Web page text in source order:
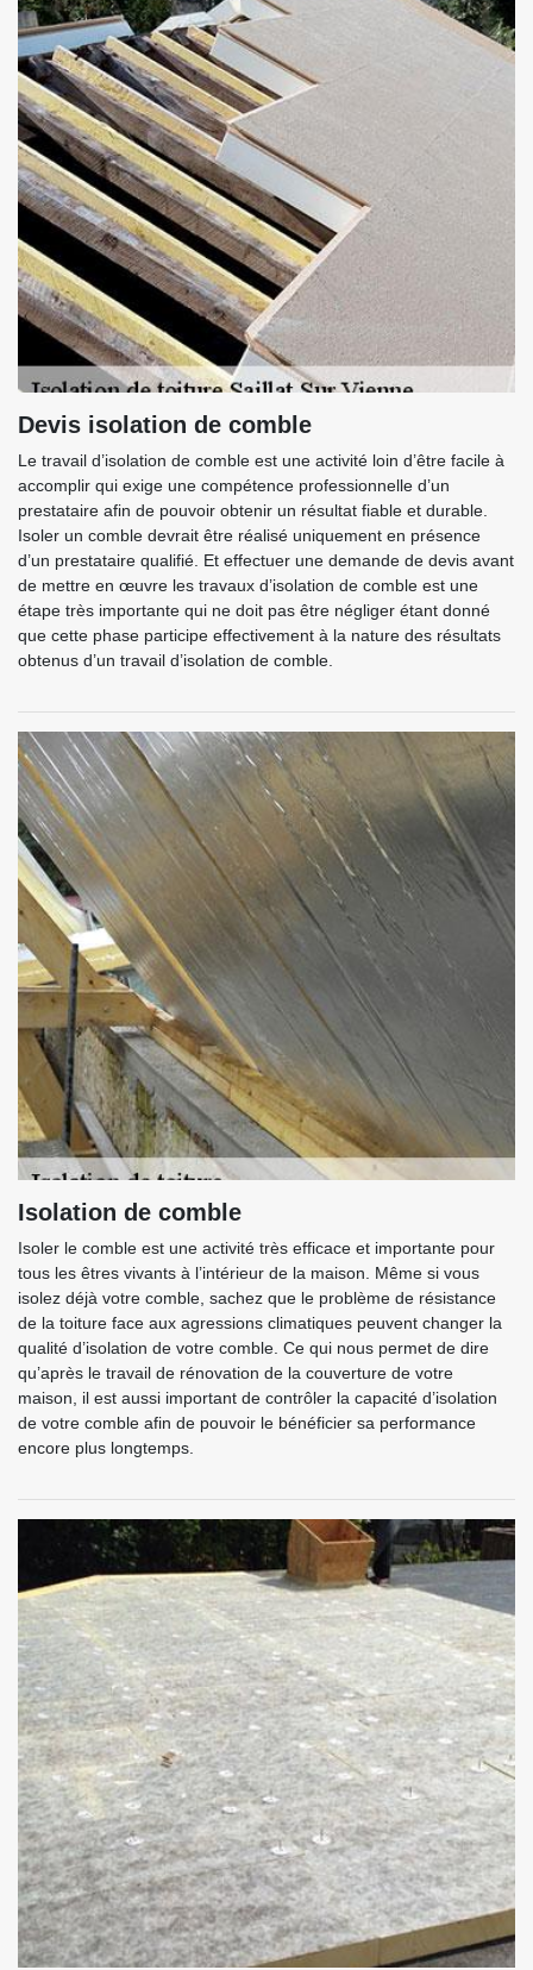
Devis isolation de comble
Le travail d’isolation de comble est une activité loin d’être facile à
accomplir qui exige une compétence professionnelle d’un
prestataire afin de pouvoir obtenir un résultat fiable et durable.
Isoler un comble devrait être réalisé uniquement en présence
d’un prestataire qualifié. Et effectuer une demande de devis avant
de mettre en œuvre les travaux d’isolation de comble est une
étape très importante qui ne doit pas être négliger étant donné
que cette phase participe effectivement à la nature des résultats
obtenus d’un travail d’isolation de comble.
Isolation de comble
Isoler le comble est une activité très efficace et importante pour
tous les êtres vivants à l’intérieur de la maison. Même si vous
isolez déjà votre comble, sachez que le problème de résistance
de la toiture face aux agressions climatiques peuvent changer la
qualité d’isolation de votre comble. Ce qui nous permet de dire
qu’après le travail de rénovation de la couverture de votre
maison, il est aussi important de contrôler la capacité d’isolation
de votre comble afin de pouvoir le bénéficier sa performance
encore plus longtemps.